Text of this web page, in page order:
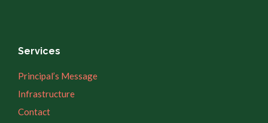
Services
Principal’s Message
Infrastructure
Contact